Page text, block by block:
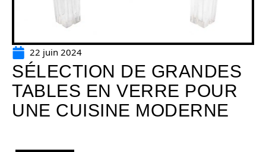
22 juin 2024
SÉLECTION DE GRANDES
TABLES EN VERRE POUR
UNE CUISINE MODERNE